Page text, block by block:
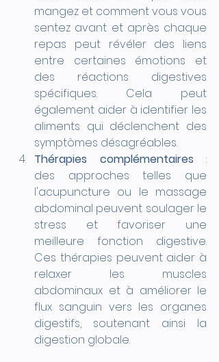
mangez et comment vous vous
sentez avant et après chaque
repas peut révéler des liens
entre certaines émotions et
des réactions digestives
spécifiques. Cela peut
également aider à identifier les
aliments qui déclenchent des
symptômes désagréables.
Thérapies complémentaires :
des approches telles que
l'acupuncture ou le massage
abdominal peuvent soulager le
stress et favoriser une
meilleure fonction digestive.
Ces thérapies peuvent aider à
relaxer les muscles
abdominaux et à améliorer le
flux sanguin vers les organes
digestifs, soutenant ainsi la
digestion globale.